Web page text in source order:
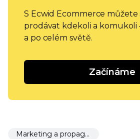
S Ecwid Ecommerce můžete
prodávat kdekoli a komukoli
a po celém světě.
Začínáme
Marketing a propagace